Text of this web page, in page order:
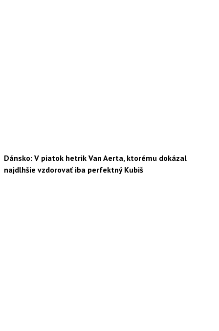
Dánsko: V piatok hetrik Van Aerta, ktorému dokázal
najdlhšie vzdorovať iba perfektný Kubiš